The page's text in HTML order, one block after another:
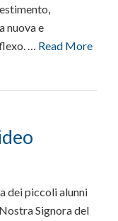
nuova e
… Read More
dei piccoli alunni
Signora del